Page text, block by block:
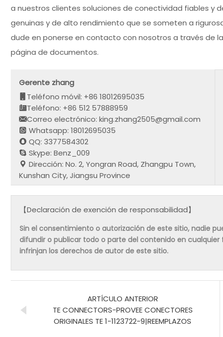
a nuestros clientes soluciones de conectividad fiables y
genuinas y de alto rendimiento que se someten a
dude en ponerse en contacto con nosotros a través de
página de documentos.
Gerente zhang
Teléfono móvil: +86 18012695035
Teléfono: +86 512 57888959
Correo electrónico: king.zhang2505@gmail.com
Whatsapp: 18012695035
QQ: 3377584302
Skype: Benz_009
Dirección: No. 2, Yongran Road, Zhangpu Town,
Kunshan City, Jiangsu Province
【Declaración de exención de responsabilidad】
Sin el consentimiento o autorización de este sitio, nadie
difundir o publicar todo o parte del contenido en
infrinjan los derechos de autor de este sitio.
ARTÍCULO ANTERIOR
TE CONNECTORS-PROVEE CONECTORES
ORIGINALES TE 1-1123722-9|REEMPLAZOS